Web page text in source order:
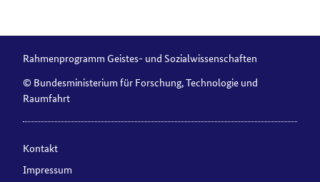
Rahmenprogramm Geistes- und Sozialwissenschaften
© Bundesministerium für Forschung, Technologie und
Raumfahrt
Kontakt
Impressum